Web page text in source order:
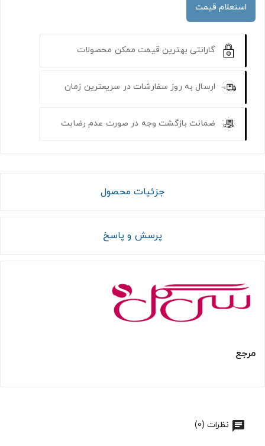
استعلام قیمت
گارانتی بهترین قیمت ممکن محصولات
ارسال به روز سفارشات در سریعترین زمان
ضمانت بازگشت وجه در صورت عدم رضایت
جزئیات محصول
پرسش و پاسخ
مرجع
نظرات (0)